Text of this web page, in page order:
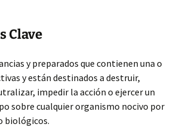
Clave
y preparados que contienen una o
y están destinados a destruir,
impedir la acción o ejercer un
sobre cualquier organismo nocivo por
biológicos.